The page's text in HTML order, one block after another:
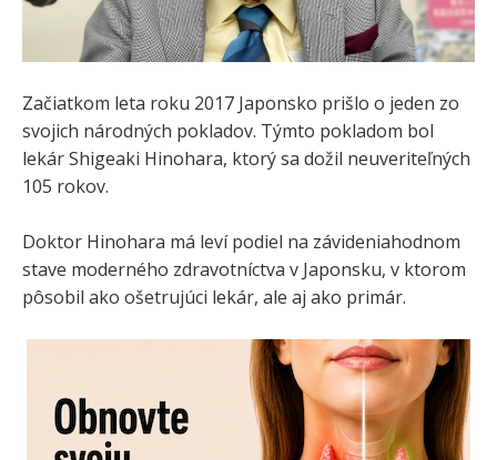
Začiatkom leta roku 2017 Japonsko prišlo o jeden zo
svojich národných pokladov. Týmto pokladom bol
lekár Shigeaki Hinohara, ktorý sa dožil neuveriteľných
105 rokov.
Doktor Hinohara má leví podiel na závideniahodnom
stave moderného zdravotníctva v Japonsku, v ktorom
pôsobil ako ošetrujúci lekár, ale aj ako primár.